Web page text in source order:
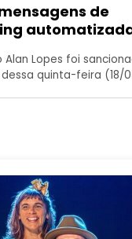
de
Lopes foi
quinta-feira (18/